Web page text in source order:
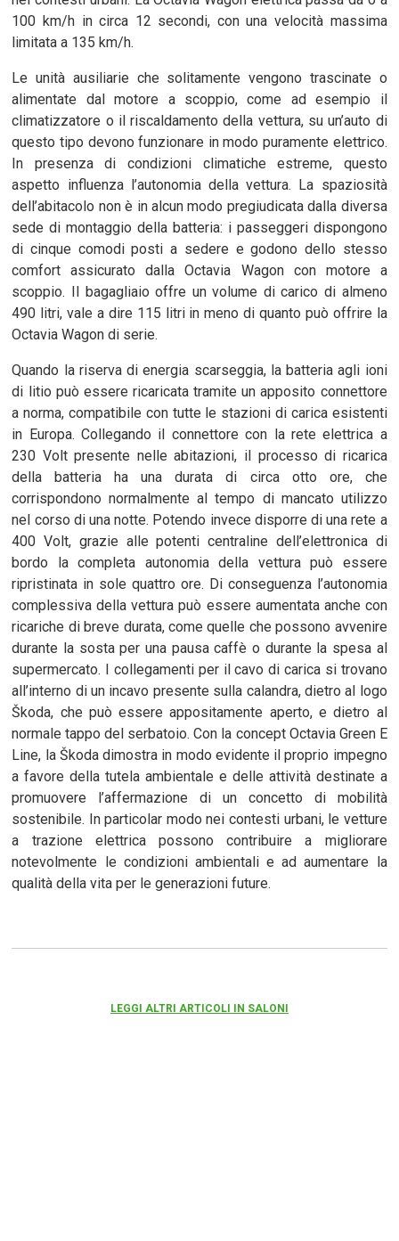
100 km/h in circa 12 secondi, con una velocità massima
limitata a 135 km/h.
Le unità ausiliarie che solitamente vengono trascinate o
alimentate dal motore a scoppio, come ad esempio il
climatizzatore o il riscaldamento della vettura, su un’auto di
questo tipo devono funzionare in modo puramente elettrico.
In presenza di condizioni climatiche estreme, questo
aspetto influenza l’autonomia della vettura. La spaziosità
dell’abitacolo non è in alcun modo pregiudicata dalla diversa
sede di montaggio della batteria: i passeggeri dispongono
di cinque comodi posti a sedere e godono dello stesso
comfort assicurato dalla Octavia Wagon con motore a
scoppio. Il bagagliaio offre un volume di carico di almeno
490 litri, vale a dire 115 litri in meno di quanto può offrire la
Octavia Wagon di serie.
Quando la riserva di energia scarseggia, la batteria agli ioni
di litio può essere ricaricata tramite un apposito connettore
a norma, compatibile con tutte le stazioni di carica esistenti
in Europa. Collegando il connettore con la rete elettrica a
230 Volt presente nelle abitazioni, il processo di ricarica
della batteria ha una durata di circa otto ore, che
corrispondono normalmente al tempo di mancato utilizzo
nel corso di una notte. Potendo invece disporre di una rete a
400 Volt, grazie alle potenti centraline dell’elettronica di
bordo la completa autonomia della vettura può essere
ripristinata in sole quattro ore. Di conseguenza l’autonomia
complessiva della vettura può essere aumentata anche con
ricariche di breve durata, come quelle che possono avvenire
durante la sosta per una pausa caffè o durante la spesa al
supermercato. I collegamenti per il cavo di carica si trovano
all’interno di un incavo presente sulla calandra, dietro al logo
Škoda, che può essere appositamente aperto, e dietro al
normale tappo del serbatoio. Con la concept Octavia Green E
Line, la Škoda dimostra in modo evidente il proprio impegno
a favore della tutela ambientale e delle attività destinate a
promuovere l’affermazione di un concetto di mobilità
sostenibile. In particolar modo nei contesti urbani, le vetture
a trazione elettrica possono contribuire a migliorare
notevolmente le condizioni ambientali e ad aumentare la
qualità della vita per le generazioni future.
LEGGI ALTRI ARTICOLI IN SALONI